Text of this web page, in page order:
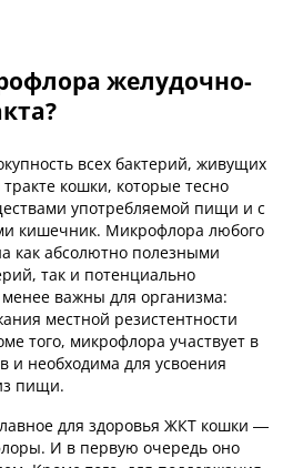
желудочно-
всех бактерий, живущих
кошки, которые тесно
употребляемой пищи и с
кишечник. Микрофлора любого
как абсолютно полезными
так и потенциально
важны для организма:
местной резистентности
того, микрофлора участвует в
и необходима для усвоения
пищи.
для здоровья ЖКТ кошки —
И в первую очередь оно